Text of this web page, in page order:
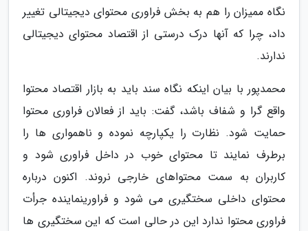
نگاه ممیزان را هم به بخش فراوری محتوای دیجیتالی تغییر
داد، چرا که آنها درک درستی از اقتصاد محتوای دیجیتالی
ندارند.
محمدپور با بیان اینکه نگاه سند باید به بازار اقتصاد محتوا
واقع گرا و شفاف باشد، گفت: باید از فعالان فراوری محتوا
حمایت شود. نظارت را یکپارچه نموده و ناهمواری ها را
برطرف نمایند تا محتوای خوب در داخل فراوری شود و
کاربران به سمت محتواهای خارجی نروند. اکنون درباره
محتوای داخلی سختگیری می شود و فراورینماینده جرأت
فراوری محتوا ندارد این در حالی است که این سختگیری ها